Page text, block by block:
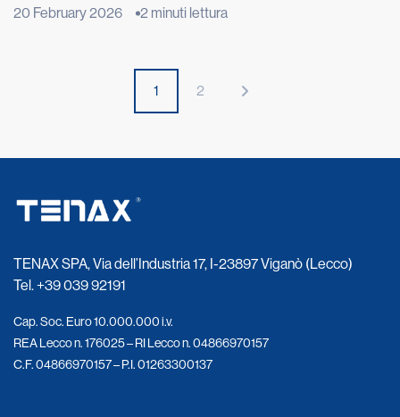
fa, quando Kristian Ghedina, rockstar della discesa libera che
20 February 2026 2 minuti lettura
1 2
TENAX SPA, Via dell’Industria 17, I-23897 Viganò (Lecco)
Tel.+39 039 92191
Cap. Soc. Euro 10.000.000 i.v.
REA Lecco n. 176025 – RI Lecco n. 04866970157
C.F. 04866970157 – P.I. 01263300137